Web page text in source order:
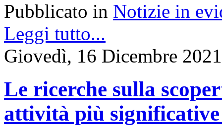
Pubblicato in Notizie in
Leggi tutto...
Giovedì, 16 Dicembre
Le ricerche sulla
attività più significative